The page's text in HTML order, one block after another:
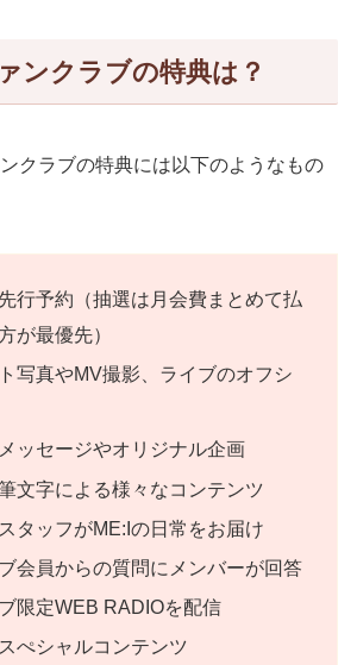
ンクラブの特典は？
クラブの特典には以下のようなもの
行予約（抽選は月会費まとめて払
が最優先）
写真やMV撮影、ライブのオフシ
ッセージやオリジナル企画
文字による様々なコンテンツ
タッフがME:Iの日常をお届け
会員からの質問にメンバーが回答
限定WEB RADIOを配信
ぺシャルコンテンツ